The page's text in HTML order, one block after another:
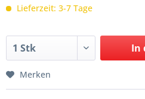
Lieferzeit: 3-7 Tage
In
Merken